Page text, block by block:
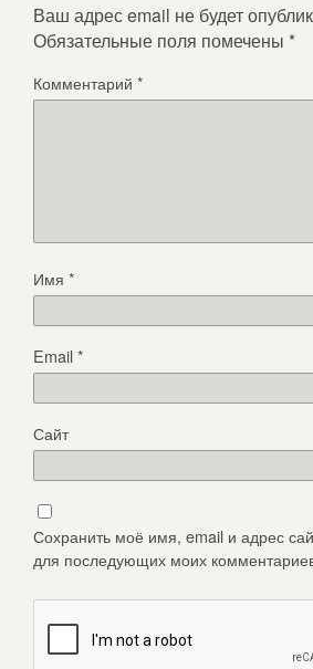
Ваш адрес email не будет
Обязательные поля помечены *
Комментарий *
Имя *
Email*
Сайт
Сохранить моё имя, email и адрес
для последующих моих